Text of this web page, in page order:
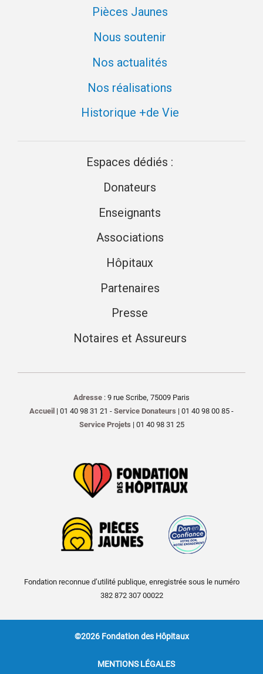
Pièces Jaunes
Nous soutenir
Nos actualités
Nos réalisations
Historique +de Vie
Espaces dédiés :
Donateurs
Enseignants
Associations
Hôpitaux
Partenaires
Presse
Notaires et Assureurs
Adresse : 9 rue Scribe, 75009 Paris
Accueil | 01 40 98 31 21 - Service Donateurs | 01 40 98 00 85 -
Service Projets | 01 40 98 31 25
Fondation reconnue d’utilité publique, enregistrée sous le numéro
382 872 307 00022
©2026 Fondation des Hôpitaux
MENTIONS LÉGALES